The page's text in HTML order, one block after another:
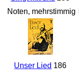
Noten, mehrstimmig
Unser Lied 186